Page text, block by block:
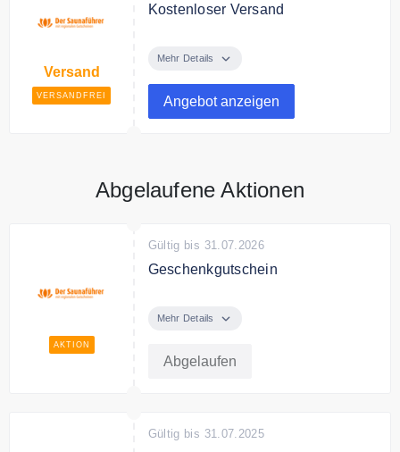
Versand
VERSANDFREI
Kostenloser Versand
Deutschland
Mehr Details
Angebot anzeigen
Abgelaufene Aktionen
AKTION
Gültig bis 31.07.2026
Geschenkgutschein
Überraschungen. Ideal als
verschiedene tolle
über 900 Euro. Außerdem
Mehr Details
Abgelaufen
Gültig bis 31.07.2025